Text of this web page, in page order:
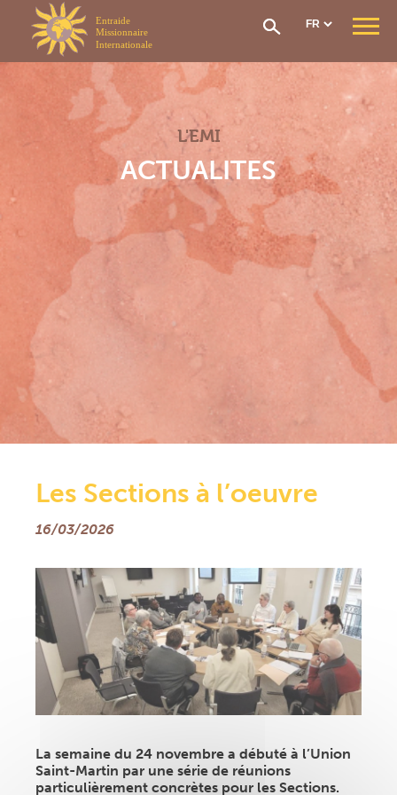
Panneau de gestion des cookies
Notre mission
Notre organisation
Notre histoire
CONTRIBUTIONS & AIDES
Options et contributions
Prise en charge frais de santé
Le fonds social
Rapatriement
SECTIONS EMI
Section Générale
Section Amérique Centrale
République Démocratique du Congo
Documents & Formulaires
Prévention santé
Église, santé & solidarité
Newsletters
FAQ
CONTACT
EXTRANET
ACTUALITES
L'EMI
Les Sections à l’oeuvre
16/03/2026
La semaine du 24 novembre a débuté à l’Union
Saint-Martin par une série de réunions
particulièrement concrètes pour les Sections.